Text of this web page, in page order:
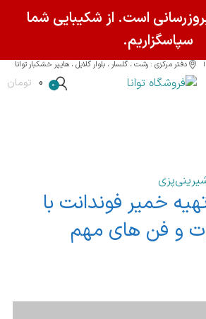
دفتر مرکزی : رشت ، گلسار ، بلوار گلایل ، هایپر خشکبار توانا
0
0 تومان
طرز تهیه خمیر فوندانت با
و فن های مهم
است. از شکیبایی شما
سپاسگزاریم.